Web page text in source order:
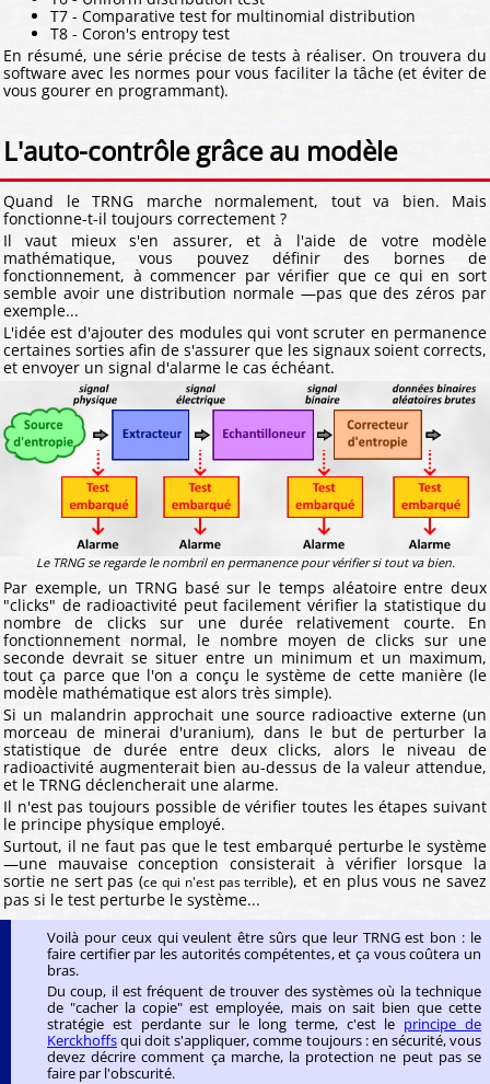
T7 - Comparative test for multinomial distribution
T8 - Coron's entropy test
En résumé, une série précise de tests à réaliser. On trouvera du
software avec les normes pour vous faciliter la tâche (et éviter de
vous gourer en programmant).
L'auto-contrôle grâce au modèle
Quand le TRNG marche normalement, tout va bien. Mais
fonctionne-t-il toujours correctement ?
Il vaut mieux s'en assurer, et à l'aide de votre modèle
mathématique, vous pouvez définir des bornes de
fonctionnement, à commencer par vérifier que ce qui en sort
semble avoir une distribution normale —pas que des zéros par
exemple...
L'idée est d'ajouter des modules qui vont scruter en permanence
certaines sorties afin de s'assurer que les signaux soient corrects,
et envoyer un signal d'alarme le cas échéant.
Le TRNG se regarde le nombril en permanence pour vérifier si tout va bien.
Par exemple, un TRNG basé sur le temps aléatoire entre deux
"clicks" de radioactivité peut facilement vérifier la statistique du
nombre de clicks sur une durée relativement courte. En
fonctionnement normal, le nombre moyen de clicks sur une
seconde devrait se situer entre un minimum et un maximum,
tout ça parce que l'on a conçu le système de cette manière (le
modèle mathématique est alors très simple).
Si un malandrin approchait une source radioactive externe (un
morceau de minerai d'uranium), dans le but de perturber la
statistique de durée entre deux clicks, alors le niveau de
radioactivité augmenterait bien au-dessus de la valeur attendue,
et le TRNG déclencherait une alarme.
Il n'est pas toujours possible de vérifier toutes les étapes suivant
le principe physique employé.
Surtout, il ne faut pas que le test embarqué perturbe le système
—une mauvaise conception consisterait à vérifier lorsque la
sortie ne sert pas (ce qui n'est pas terrible), et en plus vous ne savez
pas si le test perturbe le système...
Voilà pour ceux qui veulent être sûrs que leur TRNG est bon : le
faire certifier par les autorités compétentes, et ça vous coûtera un
bras.
Du coup, il est fréquent de trouver des systèmes où la technique
de "cacher la copie" est employée, mais on sait bien que cette
stratégie est perdante sur le long terme, c'est le principe de
Kerckhoffsqui doit s'appliquer, comme toujours : en sécurité, vous
devez décrire comment ça marche, la protection ne peut pas se
faire par l'obscurité.